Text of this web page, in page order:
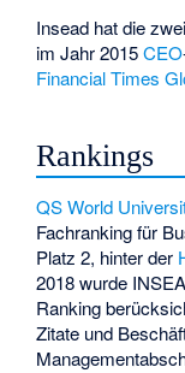
Insead hat die
im Jahr 2015CEO
Financial Times
Rankings
QS World
Fachranking für
Platz 2, hinter der
2018 wurde
Ranking
Zitate und